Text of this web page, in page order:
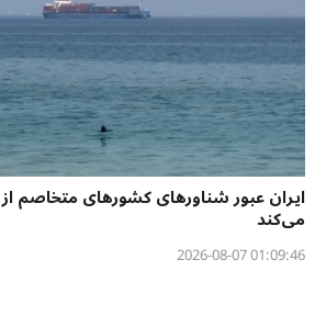
ایران عبور شناورهای کشورهای متخاصم
می‌کند
01:09:46 2026-08-07